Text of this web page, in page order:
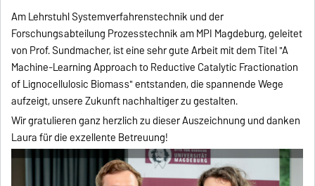
Am Lehrstuhl Systemverfahrenstechnik und der
Forschungsabteilung Prozesstechnik am MPI Magdeburg, geleitet
von Prof. Sundmacher, ist eine sehr gute Arbeit mit dem Titel "A
Machine-Learning Approach to Reductive Catalytic Fractionation
of Lignocellulosic Biomass" entstanden, die spannende Wege
aufzeigt, unsere Zukunft nachhaltiger zu gestalten.
Wir gratulieren ganz herzlich zu dieser Auszeichnung und danken
Laura für die exzellente Betreuung!